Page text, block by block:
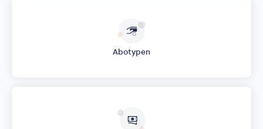
Abotypen